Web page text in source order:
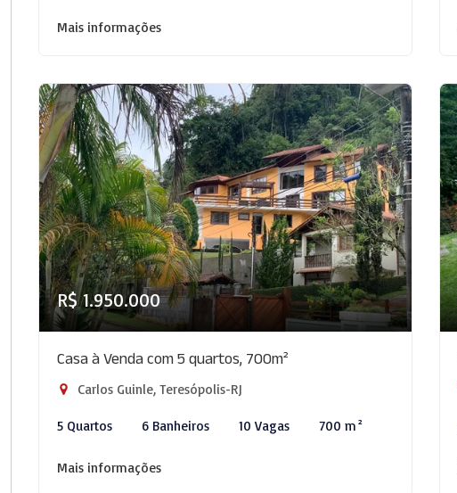
Mais informações
R$ 1.950.000
Casa à Venda com 5 quartos, 700m²
Carlos Guinle, Teresópolis-RJ
5 Quartos 6 Banheiros 10 Vagas 700 m²
Mais informações